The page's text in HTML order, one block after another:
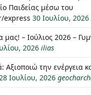
Παιδείας μέσω του
express 30 Ιουλίου, 2026
μας! – Ιούλιος 2026 –
2026 ilias
Αξιοποιώ την ενέργεια
Ιουλίου, 2026